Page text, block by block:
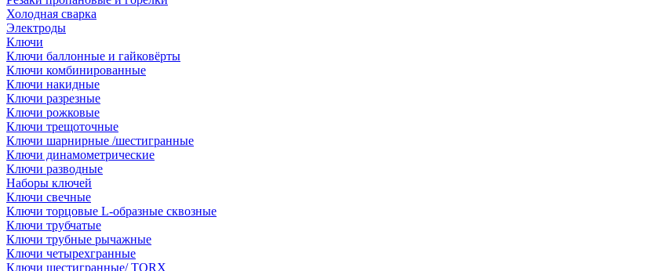
Холодная сварка
Электроды
Ключи
Ключи баллонные и гайковёрты
Ключи комбинированные
Ключи накидные
Ключи разрезные
Ключи рожковые
Ключи трещоточные
Ключи шарнирные /шестигранные
Ключи динамометрические
Ключи разводные
Наборы ключей
Ключи свечные
Ключи торцовые L-образные сквозные
Ключи трубчатые
Ключи трубные рычажные
Ключи четырехгранные
Ключи шестигранные/ TORX